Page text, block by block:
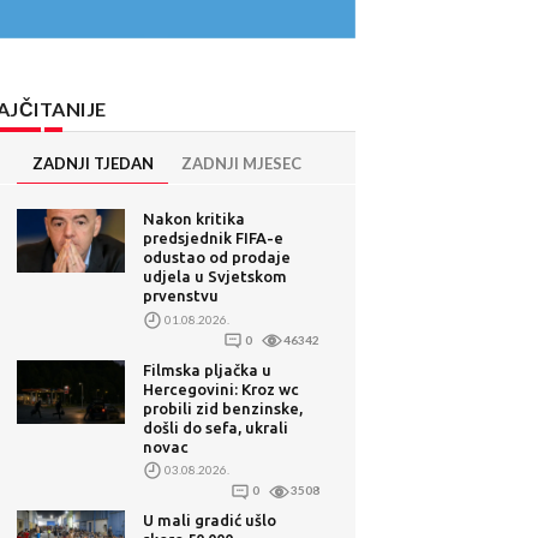
ZADNJI TJEDAN ZADNJI MJESEC
Nakon kritika
predsjednik FIFA-e
odustao od prodaje
udjela u Svjetskom
prvenstvu
01.08.2026.
0
46342
Filmska pljačka u
Hercegovini: Kroz wc
probili zid benzinske,
došli do sefa, ukrali
novac
03.08.2026.
0
3508
U mali gradić ušlo